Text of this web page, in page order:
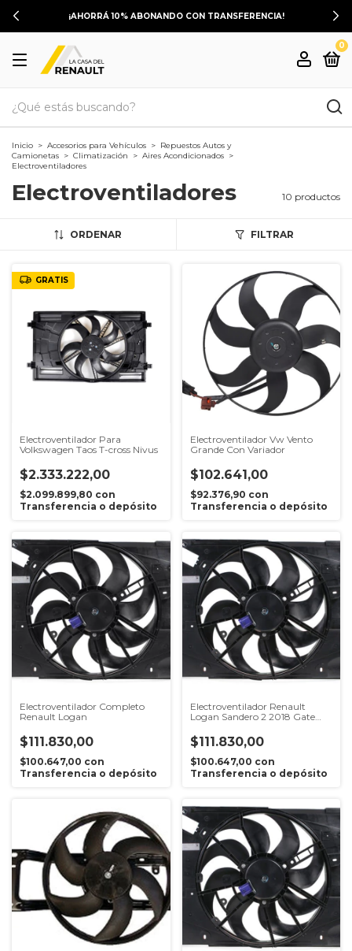
¡AHORRÁ 10% ABONANDO CON TRANSFERENCIA!
0
Inicio > Accesorios para Vehículos > Repuestos Autos y
Camionetas > Climatización > Aires Acondicionados >
Electroventiladores
Electroventiladores 10 productos
ORDENAR FILTRAR
GRATIS
Electroventilador Para
Volkswagen Taos T-cross Nivus
$2.333.222,00
$2.099.899,80 con
Transferencia o depósito
Electroventilador Vw Vento
Grande Con Variador
$102.641,00
$92.376,90 con
Transferencia o depósito
Electroventilador Completo
Renault Logan
$111.830,00
$100.647,00 con
Transferencia o depósito
Electroventilador Renault
Logan Sandero 2 2018 Gate
$111.830,00
$100.647,00 con
Transferencia o depósito